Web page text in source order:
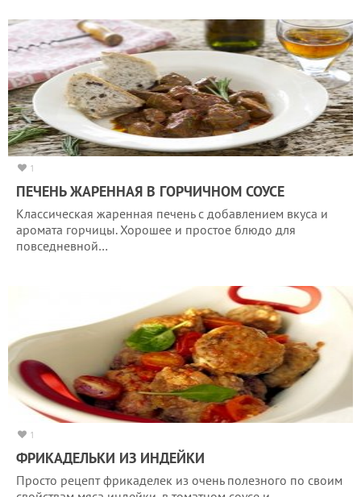
1
ПЕЧЕНЬ ЖАРЕННАЯ В ГОРЧИЧНОМ СОУСЕ
Классическая жаренная печень с добавлением вкуса и
аромата горчицы. Хорошее и простое блюдо для
повседневной…
1
ФРИКАДЕЛЬКИ ИЗ ИНДЕЙКИ
Просто рецепт фрикаделек из очень полезного по своим